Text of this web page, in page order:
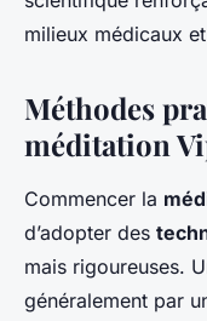
milieux médicaux
Méthodes
méditation
Commencer la
d’adopter des
mais rigoureuses.
généralement par